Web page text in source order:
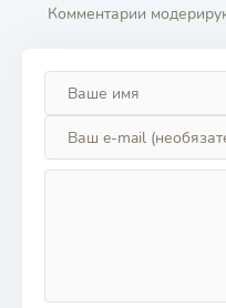
Комментарии